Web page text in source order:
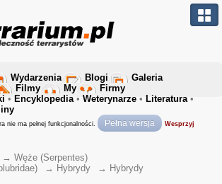
Wydarzenia Blogi
Galeria
Filmy My
Firmy
• Encyklopedia• Weterynarze • Literatura•
nie ma pełnej funkcjonalności. Pełna wersja Wesprzyj
→ Węże (Serpentes)
→ Hybrydy → Hybrydy